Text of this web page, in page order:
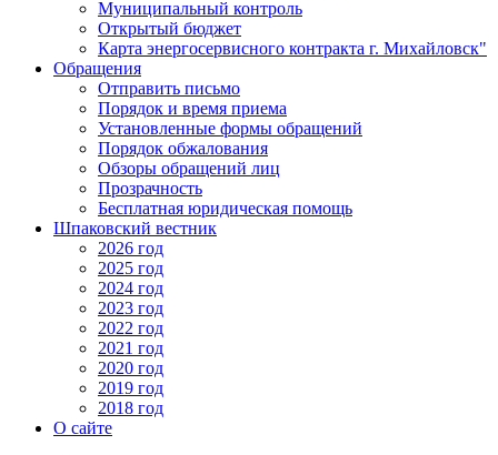
Муниципальный контроль
Открытый бюджет
Карта энергосервисного контракта г. Михайловск"
Обращения
Отправить письмо
Порядок и время приема
Установленные формы обращений
Порядок обжалования
Обзоры обращений лиц
Прозрачность
Бесплатная юридическая помощь
Шпаковский вестник
2026 год
2025 год
2024 год
2023 год
2022 год
2021 год
2020 год
2019 год
2018 год
О сайте